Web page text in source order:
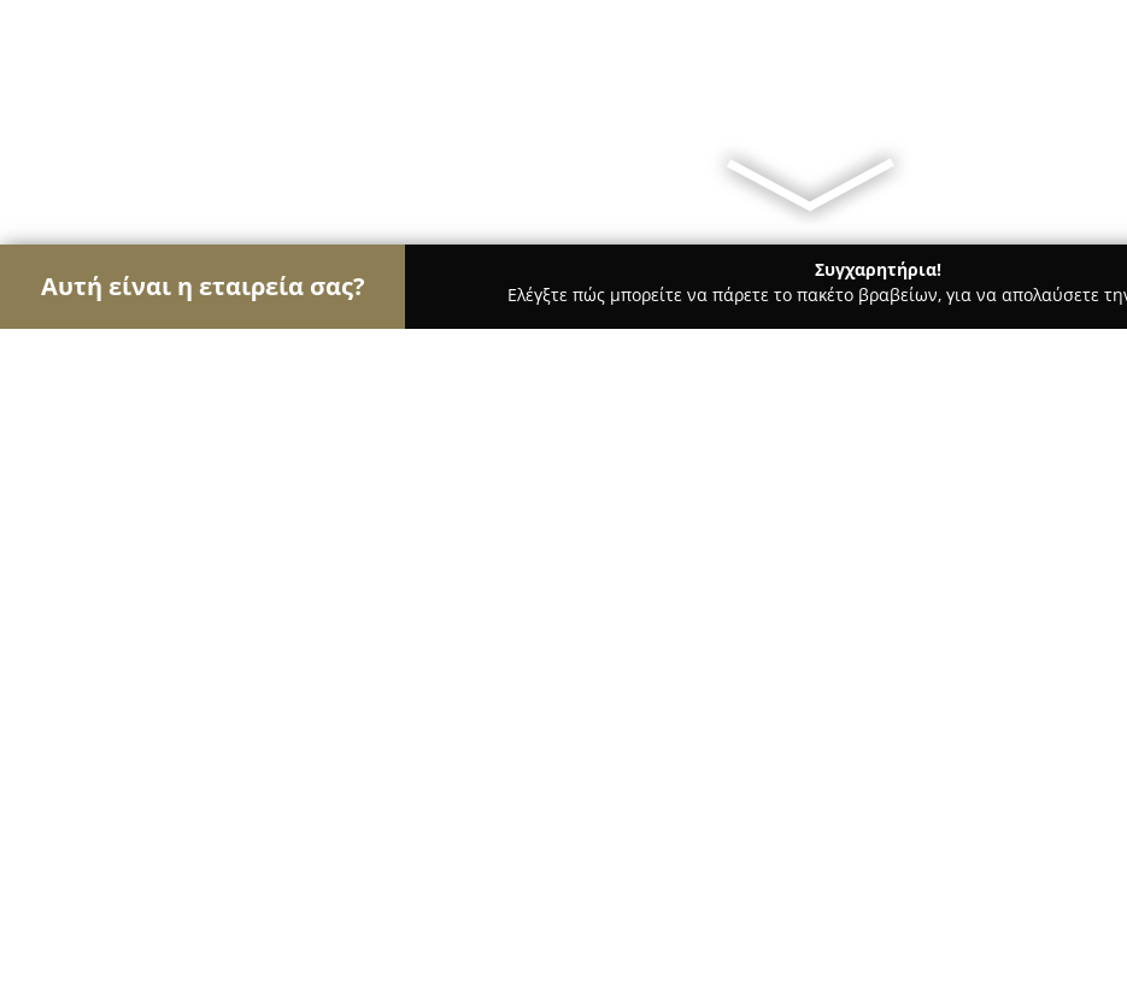
Αυτή είναι η εταιρεία σας?
Συγχαρητήρια!
Ελέγξτε πώς μπορείτε να πάρετε το πακέτο βραβείων, για να απολαύσετε